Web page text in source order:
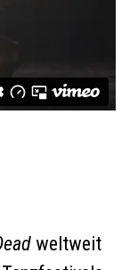
weltweit